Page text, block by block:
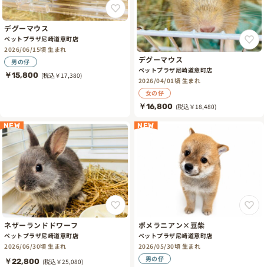
デグーマウス
ペットプラザ尼崎道意町店
2026/06/15頃 生まれ
男の仔
￥15,800 (税込￥17,380)
デグーマウス
ペットプラザ尼崎道意町店
2026/04/01頃 生まれ
女の仔
￥16,800 (税込￥18,480)
NEW
ネザーランドドワーフ
ペットプラザ尼崎道意町店
2026/06/30頃 生まれ
￥22,800 (税込￥25,080)
NEW
ポメラニアン×豆柴
ペットプラザ尼崎道意町店
2026/05/30頃 生まれ
男の仔